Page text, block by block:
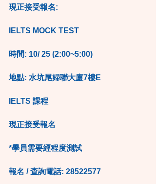
現正接受報名:
IELTS MOCK TEST
時間: 10/ 25 (2:00~5:00)
地點: 水坑尾婦聯大廈7樓E
IELTS 課程
現正接受報名
*學員需要經程度測試
報名 / 查詢電話: 28522577